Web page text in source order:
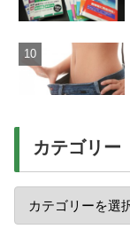
カテゴリー